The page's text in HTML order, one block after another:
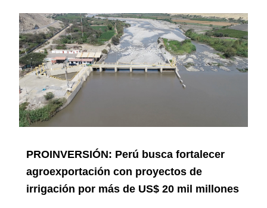
PROINVERSIÓN: Perú busca fortalecer
agroexportación con proyectos de
irrigación por más de US$ 20 mil millones